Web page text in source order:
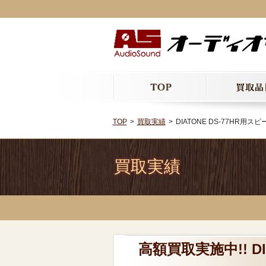
TOP 買取実績 DIATONE DS-77HR用スピ
買取実績
高額買取実施中!!